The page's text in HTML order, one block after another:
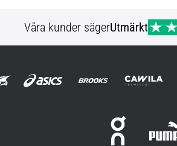
Våra kunder sägerUtmärkt